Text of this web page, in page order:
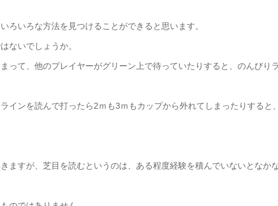
ろいろな方法を見つけることができると思います。
ないでしょうか。
って、他のプレイヤーがグリーン上で待っていたりすると、のんびりラ
インを読んで打ったら2ｍも3ｍもカップから外れてしまったりすると、
ますが、芝目を読むというのは、ある程度経験を積んでいないとなか